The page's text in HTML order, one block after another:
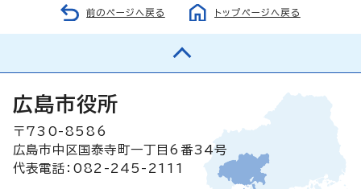
前のページへ戻る トップページへ戻る
広島市役所
〒730-8586
広島市中区国泰寺町一丁目6番34号
代表電話：082-245-2111